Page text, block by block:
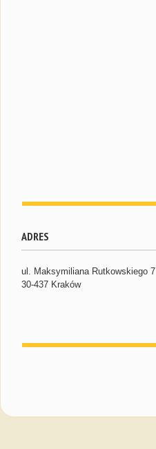
ADRES
ul. Maksymiliana Rutkowskiego 7
30-437 Kraków